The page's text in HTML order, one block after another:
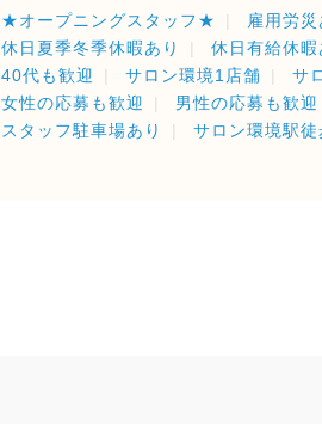
★オープニングスタッフ★ 雇用労災
休日夏季冬季休暇あり
休日有給休暇
40代も歓迎
サロン環境1店舗 サ
女性の応募も歓迎
男性の応募も歓迎
スタッフ駐車場あり
サロン環境駅